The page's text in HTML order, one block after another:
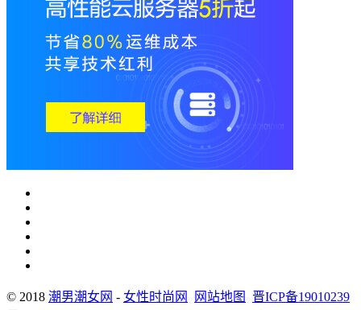
© 2018 潮男潮女网 - 女性时尚网 网站地图
晋ICP备19010239